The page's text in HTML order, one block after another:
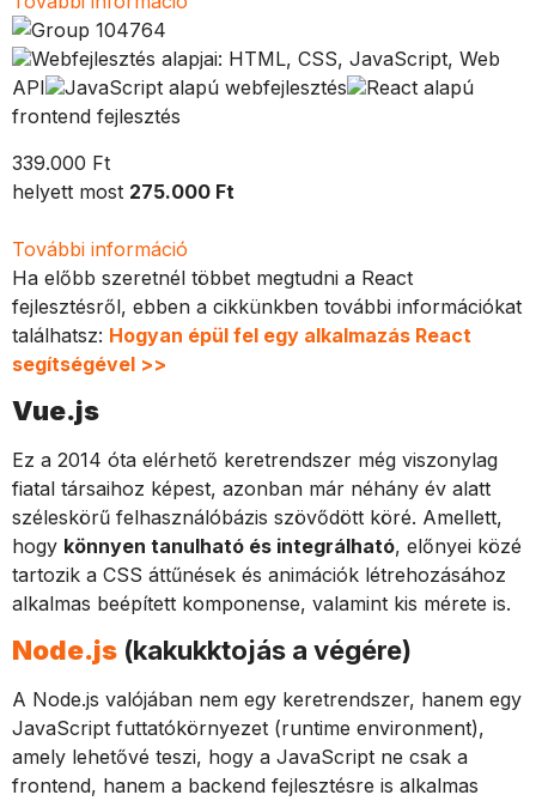
Webfejlesztés alapjai: HTML, CSS, JavaScript, Web
API
JavaScript alapú webfejlesztés
React alapú
frontend fejlesztés
339.000 Ft
helyett most 275.000 Ft
További információ
Ha előbb szeretnél többet megtudni a React
fejlesztésről, ebben a cikkünkben további információkat
találhatsz: Hogyan épül fel egy alkalmazás React
segítségével >>
Vue.js
Ez a 2014 óta elérhető keretrendszer még viszonylag
fiatal társaihoz képest, azonban már néhány év alatt
széleskörű felhasználóbázis szövődött köré. Amellett,
hogy könnyen tanulható és integrálható, előnyei közé
tartozik a CSS áttűnések és animációk létrehozásához
alkalmas beépített komponense, valamint kis mérete is.
Node.js (kakukktojás a végére)
A Node.js valójában nem egy keretrendszer, hanem egy
JavaScript futtatókörnyezet (runtime environment),
amely lehetővé teszi, hogy a JavaScript ne csak a
frontend, hanem a backend fejlesztésre is alkalmas